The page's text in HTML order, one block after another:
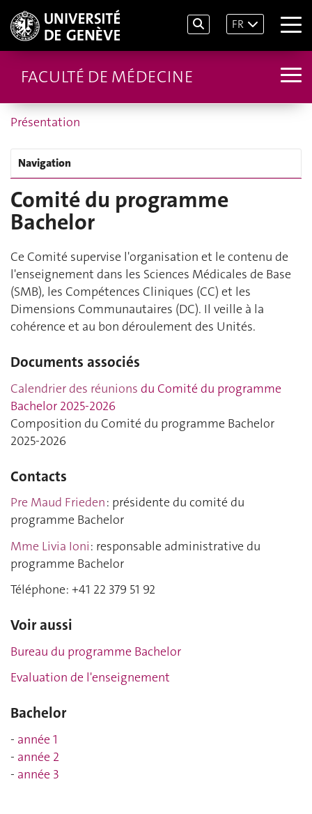
FR
FACULTÉ DE MÉDECINE
Présentation
Navigation
Comité du programme
Bachelor
Ce Comité supervise l'organisation et le contenu de
l'enseignement dans les Sciences Médicales de Base
(SMB), les Compétences Cliniques (CC) et les
Dimensions Communautaires (DC). Il veille à la
cohérence et au bon déroulement des Unités.
Documents associés
Calendrier des réunions du Comité du programme
Bachelor 2025-2026
Composition du Comité du programme Bachelor
2025-2026
Contacts
Pre Maud Frieden: présidente du comité du
programme Bachelor
Mme Livia Ioni: responsable administrative du
programme Bachelor
Téléphone: +41 22 379 51 92
Voir aussi
Bureau du programme Bachelor
Evaluation de l'enseignement
Bachelor
- année 1
- année 2
- année 3